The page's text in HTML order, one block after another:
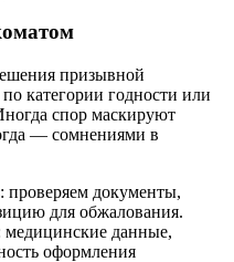
призывной
категории годности или
спор маскируют
— сомнениями в
документы,
для обжалования.
медицинские данные,
оформления